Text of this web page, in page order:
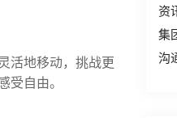
活地移动，挑战更
自由。
资
集
沟